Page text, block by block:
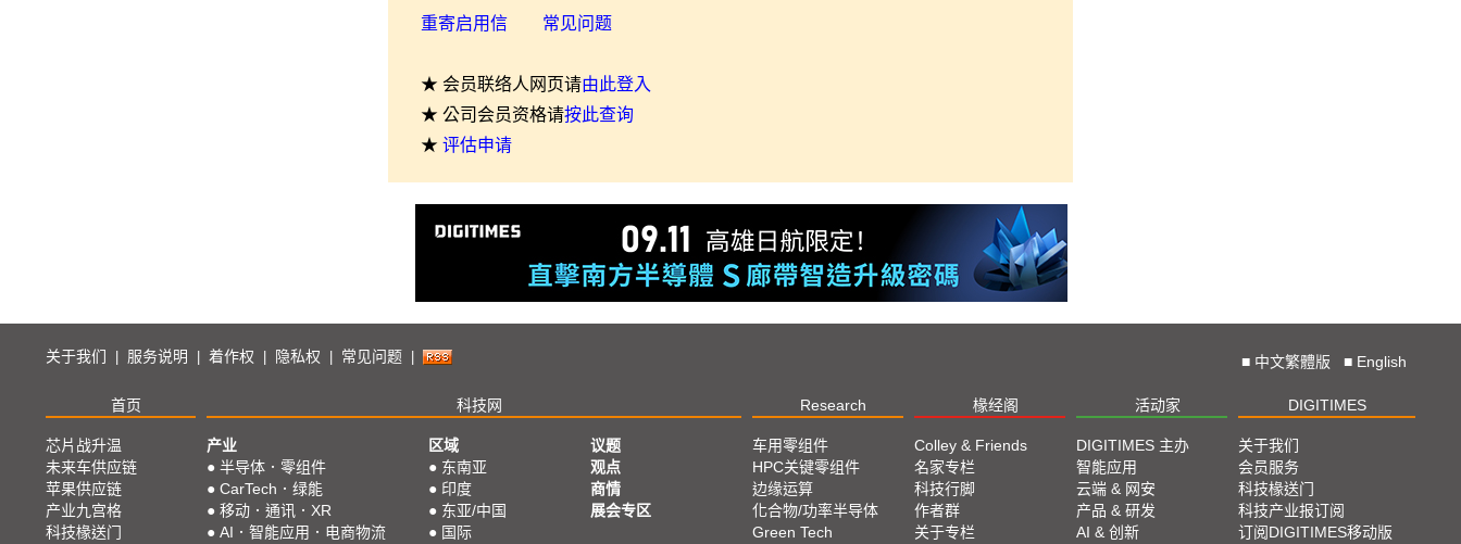
重寄启用信 常见问题
★ 会员联络人网页请由此登入
★ 公司会员资格请按此查询
★ 评估申请
关于我们 服务说明 着作权 隐私权 常见问题 ■ 中文繁體版 ■ English
首页 科技网 Research 椽经阁 活动家 DIGITIMES
芯片战升温
未来车供应链
苹果供应链
产业九宫格
科技椽送门
产业
● 半导体．零组件
● CarTech．绿能
● 移动．通讯．XR
● AI．智能应用．电商物流
区域
● 东南亚
● 印度
● 东亚/中国
● 国际
议题
观点
商情
展会专区
车用零组件
HPC关键零组件
边缘运算
化合物/功率半导体
Green Tech
Colley & Friends
名家专栏
科技行脚
作者群
关于专栏
DIGITIMES 主办
智能应用
云端 & 网安
产品 & 研发
AI & 创新
关于我们
会员服务
科技椽送门
科技产业报订阅
订阅DIGITIMES移动版